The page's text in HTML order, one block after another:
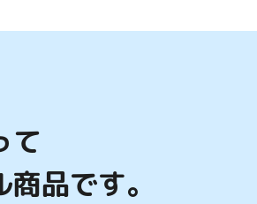
て
品です。